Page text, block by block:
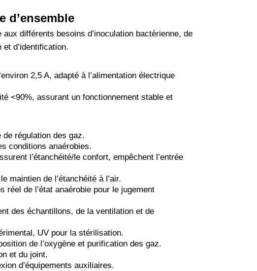
d’ensemble
différents besoins d’inoculation bactérienne, de
d’identification.
2,5 A, adapté à l’alimentation électrique
<90%, assurant un fonctionnement stable et
régulation des gaz.
conditions anaérobies.
l’étanchéité/le confort, empêchent l’entrée
maintien de l’étanchéité à l’air.
réel de l’état anaérobie pour le jugement
des échantillons, de la ventilation et de
UV pour la stérilisation.
de l’oxygène et purification des gaz.
et du joint.
d’équipements auxiliaires.